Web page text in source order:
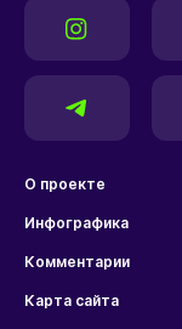
О проекте
Инфографика
Комментарии
Карта сайта